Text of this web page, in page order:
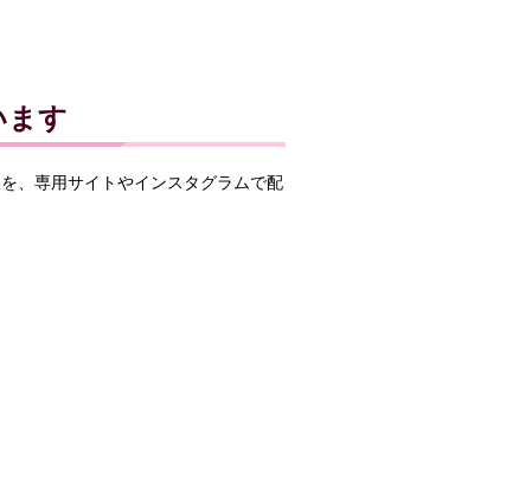
ます
、専用サイトやインスタグラムで配